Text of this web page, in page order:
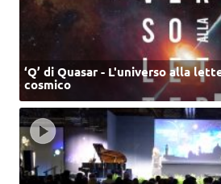
‘Q’ di Quasar - L'universo alla
cosmico